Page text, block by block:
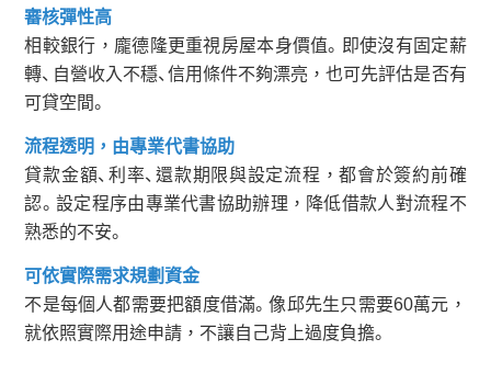
審核彈性高
相較銀行，龐德隆更重視房屋本身價值。即使沒有固定薪
轉、自營收入不穩、信用條件不夠漂亮，也可先評估是否有
可貸空間。
流程透明，由專業代書協助
貸款金額、利率、還款期限與設定流程，都會於簽約前確
認。設定程序由專業代書協助辦理，降低借款人對流程不
熟悉的不安。
可依實際需求規劃資金
不是每個人都需要把額度借滿。像邱先生只需要60萬元，
就依照實際用途申請，不讓自己背上過度負擔。